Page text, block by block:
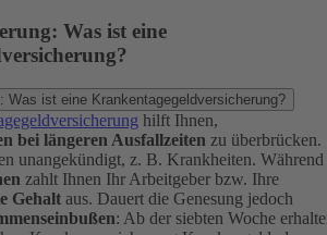
Was ist eine
Was ist eine Krankentagegeldversicherung?
hilft Ihnen,
bei längeren Ausfallzeiten zu überbrücken.
unangekündigt, z. B. Krankheiten. Während
zahlt Ihnen Ihr Arbeitgeber bzw. Ihre
Gehalt aus. Dauert die Genesung jedoch
: Ab der siebten Woche